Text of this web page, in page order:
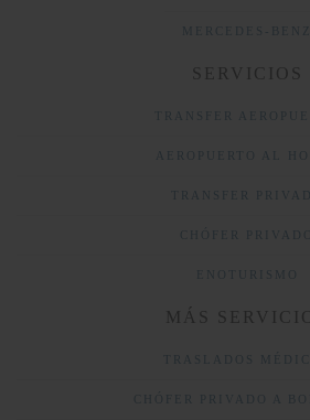
MERCEDES-BENZ
SERVICIOS
TRANSFER
AEROPUERTO AL
TRANSFER
CHÓFER PRIVADO
ENOTURISMO
MÁS
TRASLADOS
CHÓFER PRIVADO A